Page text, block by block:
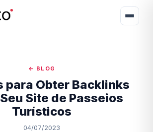
← BLOG
para Obter Backlinks
Site de Passeios
Turísticos
04/07/2023